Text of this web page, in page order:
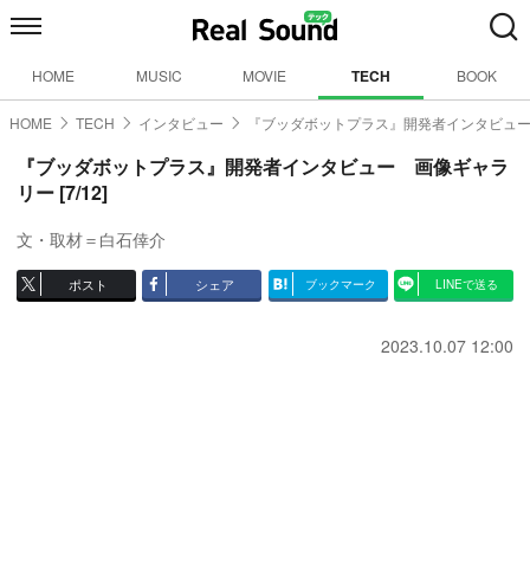
HOME MUSIC MOVIE TECH BOOK
HOME TECH インタビュー 『ブッダボットプラス』開発者インタビュー
『ブッダボットプラス』開発者インタビュー 画像ギャラ
リー [7/12]
文・取材＝白石倖介
ポスト シェア ブックマーク LINEで送る
2023.10.07 12:00